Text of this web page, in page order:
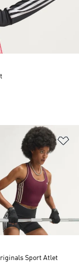
Ekle
Sport Atlet